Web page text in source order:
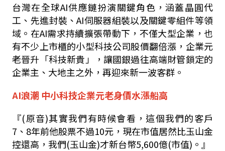
台灣在全球AI供應鏈扮演關鍵角色，涵蓋晶圓代
工、先進封裝、AI伺服器組裝以及關鍵零組件等領
域。在AI需求持續擴張帶動下，不僅大型企業，也
有不少上市櫃的小型科技公司股價翻倍漲，企業元
老晉升「科技新貴」，讓國銀過往高端財管鎖定的
企業主、大地主之外，再迎來新一波客群。
AI浪潮 中小科技企業元老身價水漲船高
『(原音)其實我們有時候會看，這個我們的客戶
7、8年前他股票不過10元，現在市值居然比玉山金
控還高，我們(玉山金)才新台幣5,600億(市值)。』